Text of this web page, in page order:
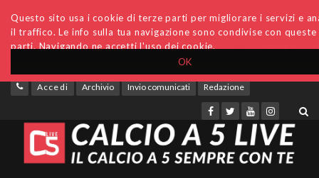
OK
Questo sito usa i cookie di terze parti per migliorare i servizi e
il traffico. Le info sulla tua navigazione sono condivise con
parti. Navigando ne accetti l'uso dei cookie.
Accedi Archivio Invio comunicati Redazione